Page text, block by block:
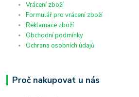
Vrácení zboží
Formulář pro vrácení zboží
Reklamace zboží
Obchodní podmínky
Ochrana osobních údajů
Proč nakupovat u nás